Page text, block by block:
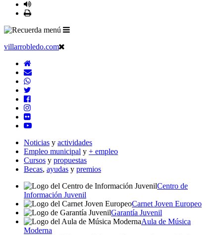
villarrobledo.com
Noticias y actividades
Empleo municipal y + empleo
Cursos y propuestas
Becas, ayudas y premios
Centro de
Información Juvenil
Carnet Joven Europeo
Garantía Juvenil
Aula de Música
Moderna